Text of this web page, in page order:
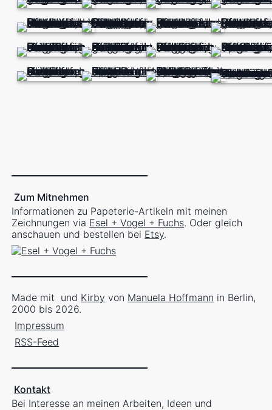
Zum Mitnehmen
Informationen zu Papeterie-Artikeln mit meinen
Zeichnungen via Esel + Vogel + Fuchs. Oder gleich
anschauen und bestellen bei Etsy.
Made mit und Kirby von Manuela Hoffmann in Berlin,
2000 bis 2026.
Impressum
RSS-Feed
Kontakt
Bei Interesse an meinen Arbeiten, Ideen und